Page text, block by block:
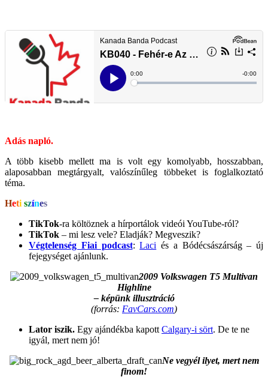
Adás napló.
A több kisebb mellett ma is volt egy komolyabb, hosszabban,
alaposabban megtárgyalt, valószínűleg többeket is foglalkoztató
téma.
Heti színes
TikTok-ra költöznek a hírportálok videói YouTube-ról?
TikTok – mi lesz vele? Eladják? Megveszik?
Végtelenség Fiai podcast:Laci és a Bódécsászárság – új
fejegységet ajánlunk.
2009 Volkswagen T5 Multivan
Highline
– képünk illusztráció
(forrás: FavCars.com)
Lator iszik. Egy ajándékba kapott Calgary-i sört. De te ne
igyál, mert nem jó!
Ne vegyél ilyet, mert nem
finom!